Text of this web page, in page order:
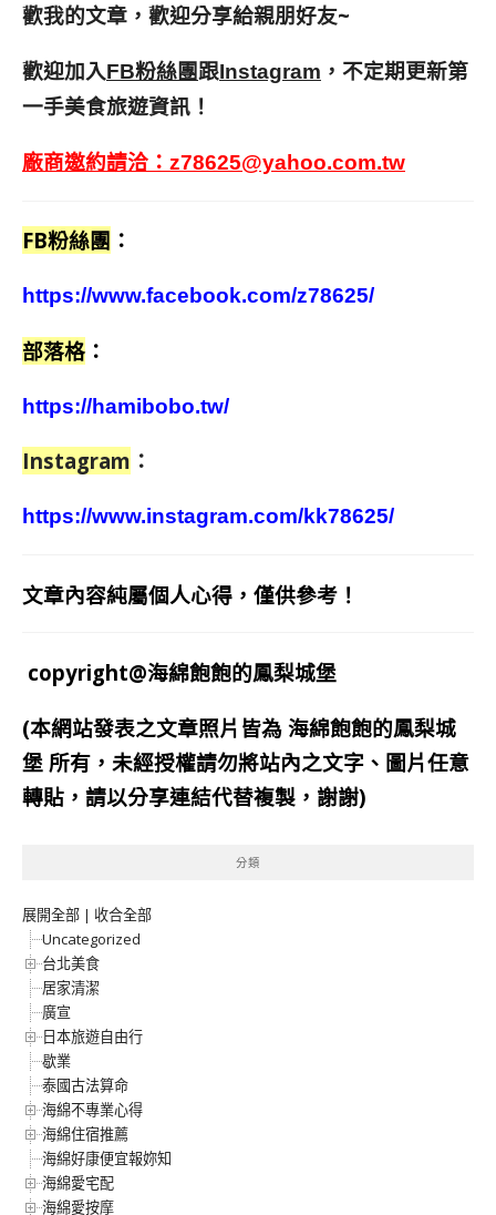
歡我的文章，歡迎分享給親朋好友~
歡迎加入FB粉絲團跟Instagram ，不定期更新第
一手美食旅遊資訊！
廠商邀約請洽： z78625@yahoo.com.tw
FB粉絲團 ：
https://www.facebook.com/z78625/
部落格 ：
https://hamibobo.tw/
Instagram ：
https://www.instagram.com/kk78625/
文章內容純屬個人心得，僅供參考！
copyright@海綿飽飽的鳳梨城堡
(本網站發表之文章照片皆為 海綿飽飽的鳳梨城
堡 所有，未經授權請勿將站內之文字、圖片任意
轉貼，請以分享連結代替複製，謝謝)
分類
展開全部 | 收合全部
Uncategorized
台北美食
居家清潔
廣宣
日本旅遊自由行
歇業
泰國古法算命
海綿不專業心得
海綿住宿推薦
海綿好康便宜報妳知
海綿愛宅配
海綿愛按摩